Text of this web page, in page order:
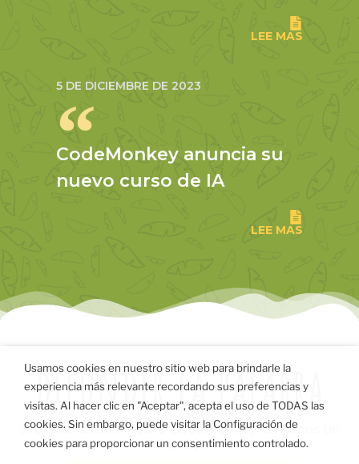
LEE MAS
5 DE DICIEMBRE DE 2023
CodeMonkey anuncia su
nuevo curso de IA
LEE MAS
difundir la palabra
Si desea escribir sobre CodeMonkey, envíenos un
mensaje.
Usamos cookies en nuestro sitio web para brindarle la
experiencia más relevante recordando sus preferencias y
visitas. Al hacer clic en "Aceptar", acepta el uso de TODAS las
cookies. Sin embargo, puede visitar la Configuración de
cookies para proporcionar un consentimiento controlado.